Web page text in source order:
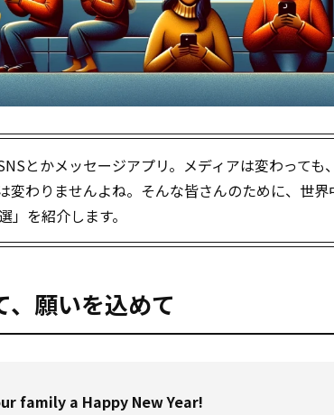
とかメッセージアプリ。メディアは変わって
変わりませんよね。そんな皆さんのために、世
」を紹介します。
、願いを込めて
family a Happy New Year!